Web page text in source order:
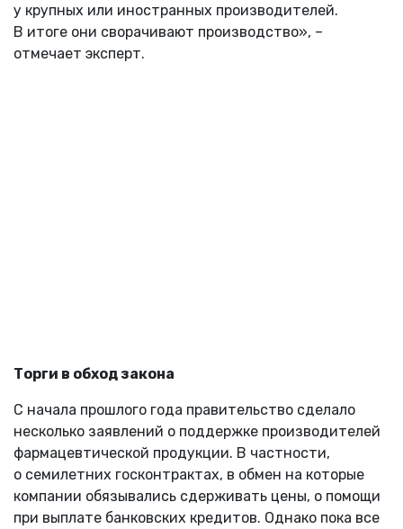
у крупных или иностранных производителей.
В итоге они сворачивают производство», –
отмечает эксперт.
Торги в обход закона
С начала прошлого года правительство сделало
несколько заявлений о поддержке производителей
фармацевтической продукции. В частности,
о семилетних госконтрактах, в обмен на которые
компании обязывались сдерживать цены, о помощи
при выплате банковских кредитов. Однако пока все